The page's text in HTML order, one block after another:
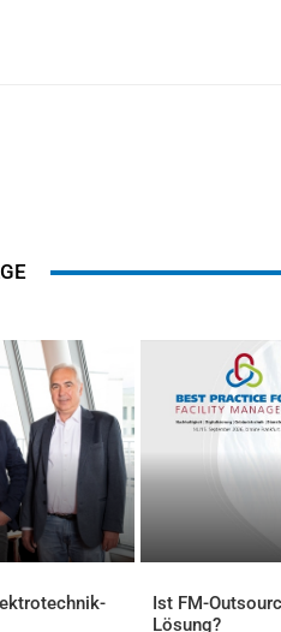
Ist FM-
Lösung?